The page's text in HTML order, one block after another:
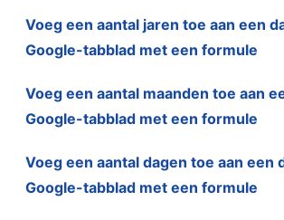
Voeg een aantal jaren toe aan een
Google-tabblad met een formule
Voeg een aantal maanden toe aan
Google-tabblad met een formule
Voeg een aantal dagen toe aan een
Google-tabblad met een formule